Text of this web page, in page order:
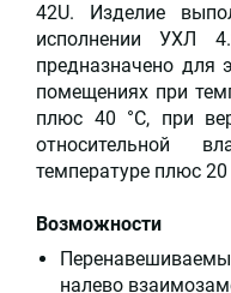
42U. Изделие
исполнении УХЛ
предназначено для
помещениях при
плюс 40 °С, при
относительной
температуре плюс 20
Возможности
налево